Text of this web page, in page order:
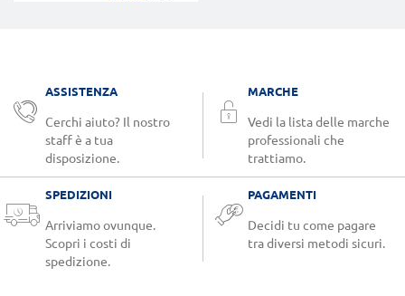
ASSISTENZA
Cerchi aiuto? Il nostro
staff è a tua
disposizione.
MARCHE
Vedi la lista delle marche
professionali che
trattiamo.
SPEDIZIONI
Arriviamo ovunque.
Scopri i costi di
spedizione.
PAGAMENTI
Decidi tu come pagare
tra diversi metodi sicuri.